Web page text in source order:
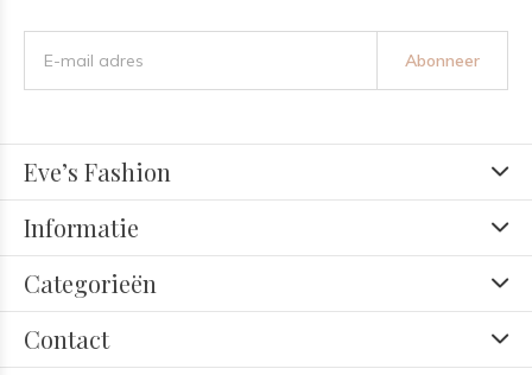
Abonneer
Eve’s Fashion
Informatie
Categorieën
Contact